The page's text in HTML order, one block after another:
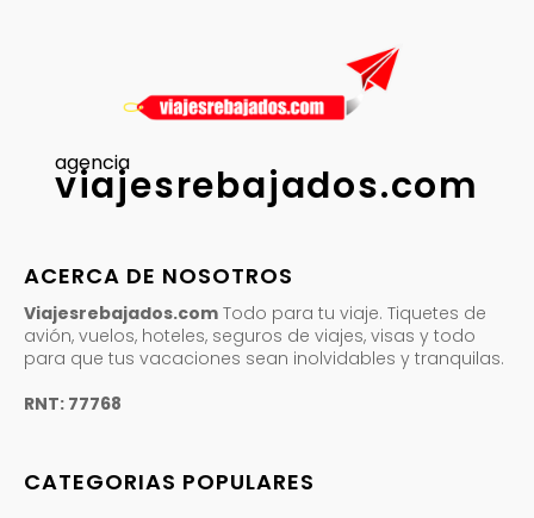
agencia
viajesrebajados.com
ACERCA DE NOSOTROS
Viajesrebajados.com Todo para tu viaje. Tiquetes de
avión, vuelos, hoteles, seguros de viajes, visas y todo
para que tus vacaciones sean inolvidables y tranquilas.
RNT: 77768
CATEGORIAS POPULARES